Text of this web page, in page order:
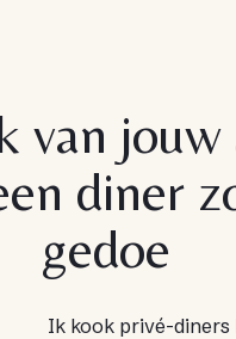
van jouw
diner
gedoe
Ik kook privé-diners